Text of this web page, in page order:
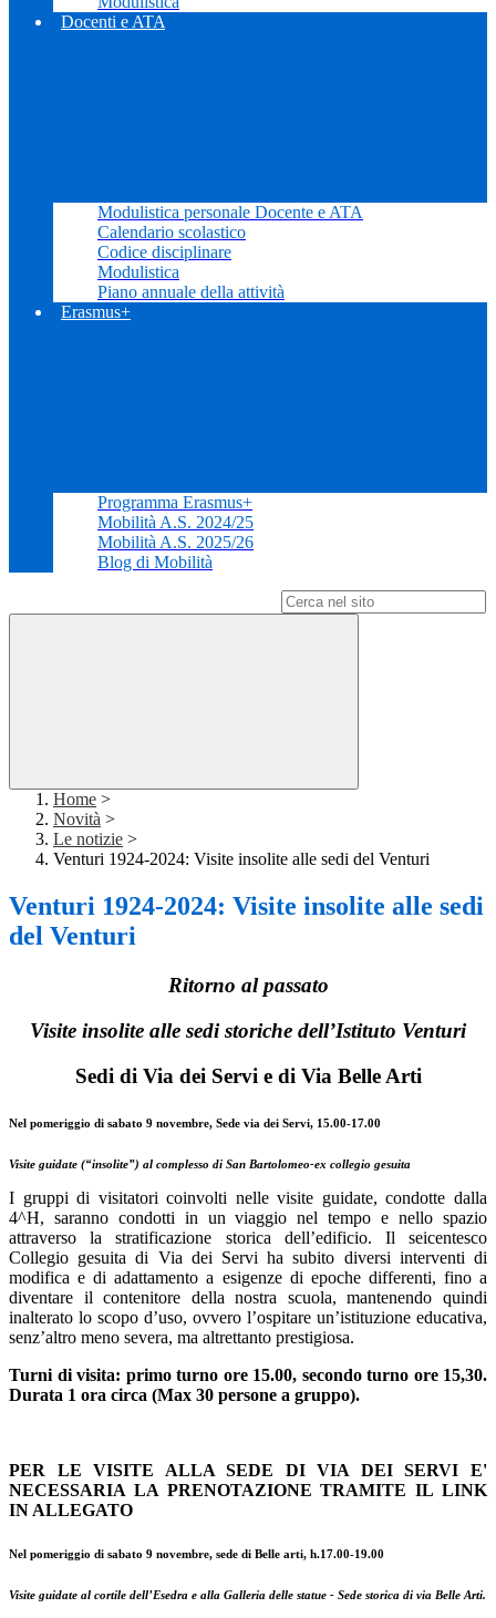
Docenti e ATA
Modulistica personale Docente e ATA
Calendario scolastico
Codice disciplinare
Modulistica
Piano annuale della attività
Erasmus+
Programma Erasmus+
Mobilità A.S. 2024/25
Mobilità A.S. 2025/26
Blog di Mobilità
Home >
Novità >
Le notizie >
Venturi 1924-2024: Visite insolite alle sedi del Venturi
Venturi 1924-2024: Visite insolite alle sedi
del Venturi
Ritorno al passato
Visite insolite alle sedi storiche dell’Istituto Venturi
Sedi di Via dei Servi e di Via Belle Arti
Nel pomeriggio di sabato 9 novembre, Sede via dei Servi, 15.00-17.00
Visite guidate (“insolite”) al complesso di San Bartolomeo-ex collegio gesuita
I gruppi di visitatori coinvolti nelle visite guidate, condotte dalla
4^H, saranno condotti in un viaggio nel tempo e nello spazio
attraverso la stratificazione storica dell’edificio. Il seicentesco
Collegio gesuita di Via dei Servi ha subito diversi interventi di
modifica e di adattamento a esigenze di epoche differenti, fino a
diventare il contenitore della nostra scuola, mantenendo quindi
inalterato lo scopo d’uso, ovvero l’ospitare un’istituzione educativa,
senz’altro meno severa, ma altrettanto prestigiosa.
Turni di visita: primo turno ore 15.00, secondo turno ore 15,30.
Durata 1 ora circa (Max 30 persone a gruppo).
PER LE VISITE ALLA SEDE DI VIA DEI SERVI E'
NECESSARIA LA PRENOTAZIONE TRAMITE IL LINK
IN ALLEGATO
Nel pomeriggio di sabato 9 novembre, sede di Belle arti, h.17.00-19.00
Visite guidate al cortile dell’Esedra e alla Galleria delle statue - Sede storica di via Belle Arti.